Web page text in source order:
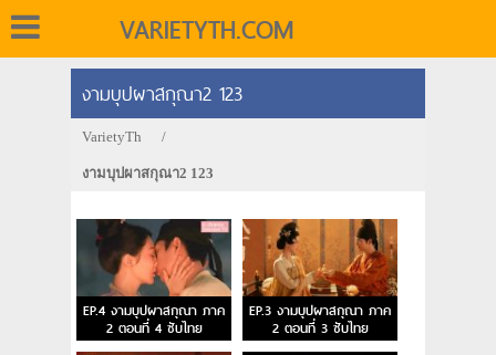
VARIETYTH.COM
งามบุปผาสกุณา2 123
VarietyTh /
งามบุปผาสกุณา2 123
EP.4 งามบุปผาสกุณา ภาค
2 ตอนที่ 4 ซับไทย
EP.3 งามบุปผาสกุณา ภาค
2 ตอนที่ 3 ซับไทย